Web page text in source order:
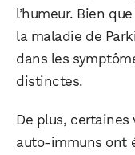
l’humeur. Bien
la maladie de
dans les
distinctes.
De plus,
auto-immuns ont